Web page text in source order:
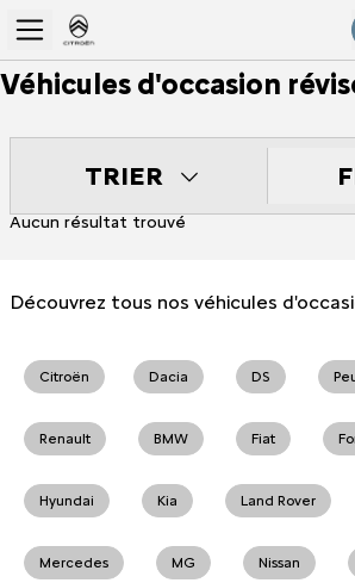
Véhicules d'occasion
TRIER
Aucun résultat trouvé
Découvrez tous nos véhicules
Citroën Dacia DS
Renault BMW Fiat
Hyundai Kia Land Rover
Mercedes MG Nissan